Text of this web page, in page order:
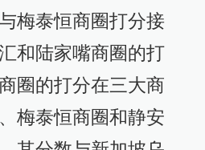
梅泰恒商圈打分接
和陆家嘴商圈的打
圈的打分在三大商
梅泰恒商圈和静安